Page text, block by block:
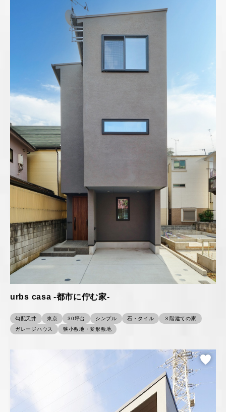
urbs casa -都市に佇む家-
勾配天井 東京 30坪台 シンプル 石・タイル
３階建ての家
ガレージハウス
狭小敷地・変形敷地